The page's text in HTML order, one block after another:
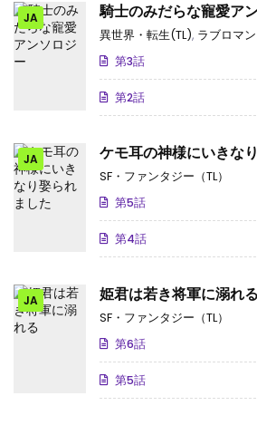
JA 騎士のみだらな寵愛ア
異世界・転生(TL), ラブロマ
第3話
第2話
JA ケモ耳の神様にいきな
SF・ファンタジー（TL）
第5話
第4話
JA 姫君は若き将軍に溺れる
SF・ファンタジー（TL）
第6話
第5話